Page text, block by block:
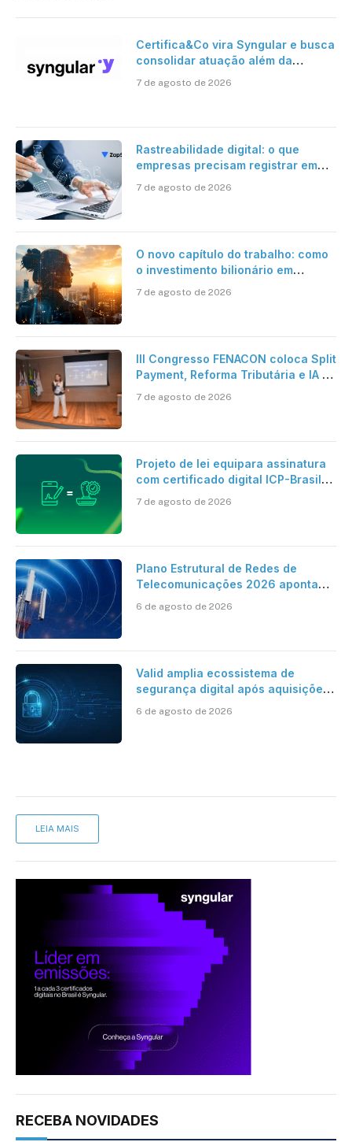
Certifica&Co vira Syngular e busca
consolidar atuação além da
7 de agosto de 2026
Rastreabilidade digital: o que
empresas precisam registrar em
7 de agosto de 2026
O novo capítulo do trabalho: como
o investimento bilionário em
verdadeira era da inteligência
7 de agosto de 2026
III Congresso FENACON coloca Split
Payment, Reforma Tributária e IA no
7 de agosto de 2026
Projeto de lei equipara assinatura
com certificado digital ICP-Brasil
cartório
7 de agosto de 2026
Plano Estrutural de Redes de
Telecomunicações 2026 aponta
mantém desafio
6 de agosto de 2026
Valid amplia ecossistema de
segurança digital após aquisições
6 de agosto de 2026
LEIA MAIS
RECEBA NOVIDADES